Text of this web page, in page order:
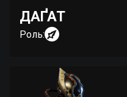
ДАҐАТ
Роль: